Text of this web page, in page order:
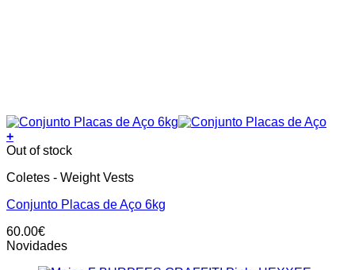
+
Out of stock
Coletes - Weight Vests
Conjunto Placas de Aço 6kg
60.00€
Novidades